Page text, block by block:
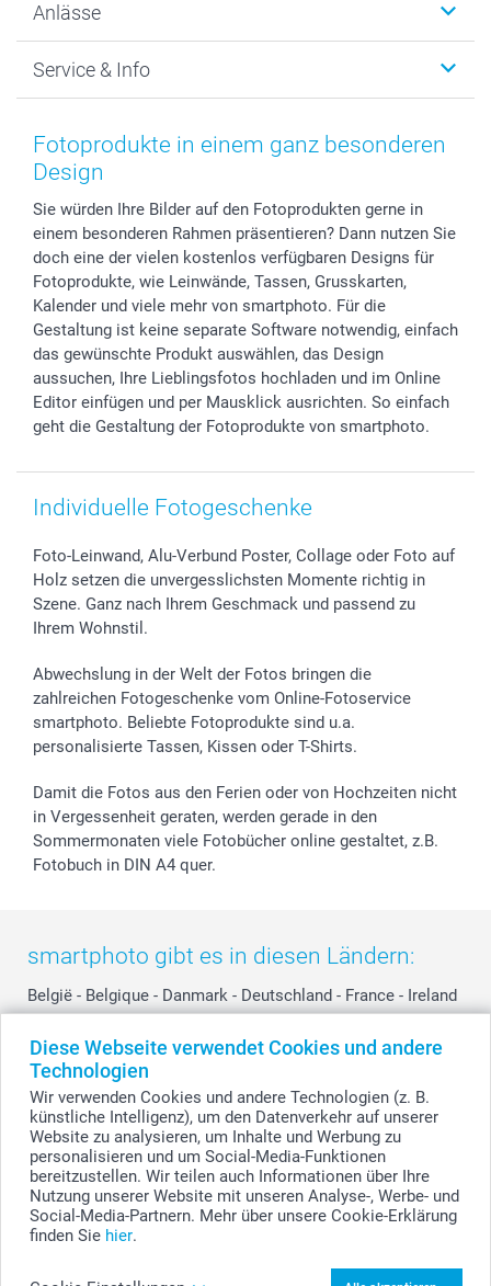
Diese Webseite verwendet Cookies und andere
Technologien
Wir verwenden Cookies und andere Technologien (z. B.
künstliche Intelligenz), um den Datenverkehr auf unserer
Website zu analysieren, um Inhalte und Werbung zu
personalisieren und um Social-Media-Funktionen
bereitzustellen. Wir teilen auch Informationen über Ihre
Nutzung unserer Website mit unseren Analyse-, Werbe- und
Social-Media-Partnern. Mehr über unsere Cookie-Erklärung
finden Sie hier.
MyNameBook
Fotoabzüge, Fotos als Buch & Poster
Zubehör & Material
Foto-Kalender & Agenden
Geschenk-Gutscheine (PDF)
Warum smartphoto
Datenschutz
AGB
Impressum
Partnerprogramme
Investor Relations
B2B smartbusiness
Widerrufsrecht
Anlässe
Neujahr
Muttertag
Vatertag
Hochzeit
Geburtstag
Geburt
Zu allen Anlässen
Service & Info
Preise und Versandkosten
Lieferfristen
Zahlungsmöglichkeiten
Anmelden /Registrieren
Sitemap
Status der Bestellung
smartfriends
smartgarantie
smartbonus
Fotoprodukte in einem ganz besonderen
Design
Sie würden Ihre Bilder auf den Fotoprodukten gerne in
einem besonderen Rahmen präsentieren? Dann nutzen Sie
doch eine der vielen kostenlos verfügbaren Designs für
Fotoprodukte, wie Leinwände, Tassen, Grusskarten,
Kalender und viele mehr von smartphoto. Für die
Gestaltung ist keine separate Software notwendig, einfach
das gewünschte Produkt auswählen, das Design
aussuchen, Ihre Lieblingsfotos hochladen und im Online
Editor einfügen und per Mausklick ausrichten. So einfach
geht die Gestaltung der Fotoprodukte von smartphoto.
Individuelle Fotogeschenke
Foto-Leinwand, Alu-Verbund Poster, Collage oder Foto auf
Holz setzen die unvergesslichsten Momente richtig in
Szene. Ganz nach Ihrem Geschmack und passend zu
Ihrem Wohnstil.
Abwechslung in der Welt der Fotos bringen die
zahlreichen Fotogeschenke vom Online-Fotoservice
smartphoto. Beliebte Fotoprodukte sind u.a.
personalisierte Tassen, Kissen oder T-Shirts.
Damit die Fotos aus den Ferien oder von Hochzeiten nicht
in Vergessenheit geraten, werden gerade in den
Sommermonaten viele Fotobücher online gestaltet, z.B.
Fotobuch in DIN A4 quer.
smartphoto gibt es in diesen Ländern:
België - Belgique - Danmark - Deutschland - France - Ireland
Switzerland - Suomi - Sverige - United Kingdom -
Other Countries
Alle Preise verstehen sich in Schweizer Franken (CHF) inkl. MwSt. und zzgl.
Versandkosten.